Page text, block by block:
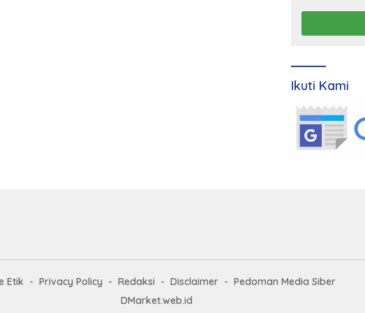
Ikuti Kami
Etik Privacy Policy Redaksi Disclaimer
Pedoman Media Siber
DMarket.web.id